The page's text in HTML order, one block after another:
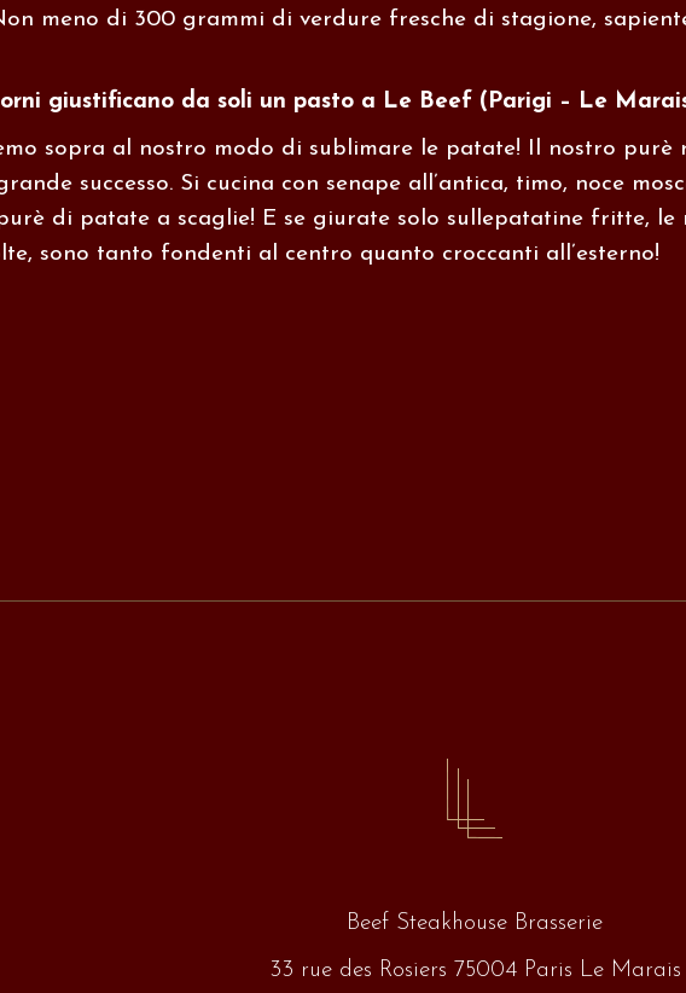
meno di 300 grammi di verdure fresche di stagione,
giustificano da soli un pasto a Le Beef (Parigi – Le
sopra al nostro modo di sublimare le patate! Il nostro
successo. Si cucina con senape all’antica, timo, noce
di patate a scaglie! E se giurate solo sullepatatine fritte, le
sono tanto fondenti al centro quanto croccanti all’esterno!
Beef Steakhouse Brasserie
33 rue des Rosiers 75004 Paris Le Marais